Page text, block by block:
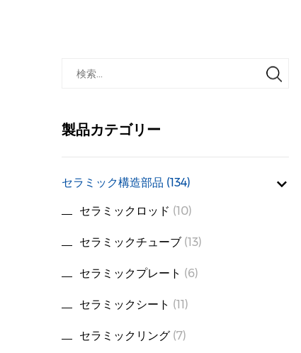
製品カテゴリー
セラミック構造部品 (134)
セラミックロッド (10)
セラミックチューブ (13)
セラミックプレート (6)
セラミックシート (11)
セラミックリング (7)